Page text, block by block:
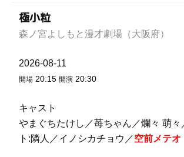
極小粒
森ノ宮よしもと漫才劇場（大阪府）
2026-08-11
開場 20:15 開演 20:30
キャスト
やまぐちたけし／苺ちゃん／爛々 萌々
ト:隣人／イノシカチョウ／空前メテオ